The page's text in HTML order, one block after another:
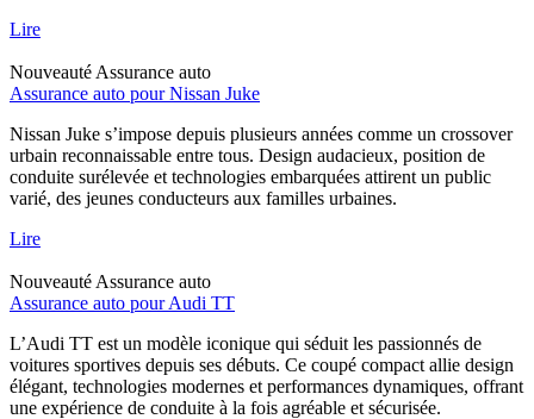
Lire
Nouveauté Assurance auto
Assurance auto pour Nissan Juke
Nissan Juke s’impose depuis plusieurs années comme un crossover
urbain reconnaissable entre tous. Design audacieux, position de
conduite surélevée et technologies embarquées attirent un public
varié, des jeunes conducteurs aux familles urbaines.
Lire
Nouveauté Assurance auto
Assurance auto pour Audi TT
L’Audi TT est un modèle iconique qui séduit les passionnés de
voitures sportives depuis ses débuts. Ce coupé compact allie design
élégant, technologies modernes et performances dynamiques, offrant
une expérience de conduite à la fois agréable et sécurisée.